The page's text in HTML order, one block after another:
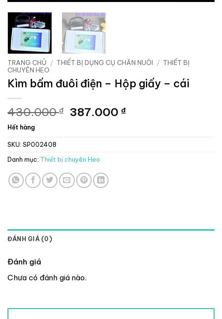
TRANG CHỦ / THIẾT BỊ DỤNG CỤ CHĂN NUÔI / THIẾT BỊ
CHUYÊN HEO
Kìm bấm đuôi điện – Hộp giấy – cái
430.000₫ Giá
là:
387.000 ₫Giá
tại
387.000 ₫.
Hết hàng
SKU: SP002408
Danh mục: Thiết bị chuyên Heo
ĐÁNH GIÁ (0)
Đánh giá
Chưa có đánh giá nào.